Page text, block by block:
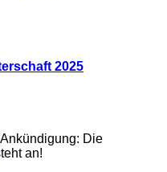
2025
Die
an!